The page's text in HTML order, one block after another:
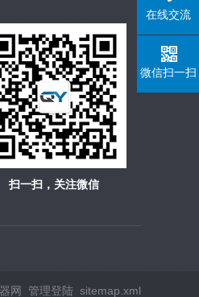
扫一扫，关注微信
网 管理登陆 sitemap.xml
在线交流
微信扫一扫